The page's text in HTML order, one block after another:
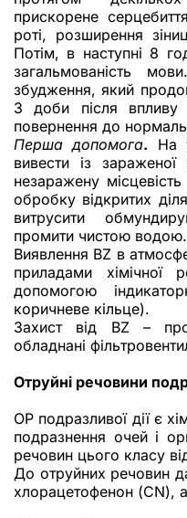
прискорене
роті, розширення
Потім, в наступні 8
загальмованість
збудження, який
3 доби після впливу
повернення до
Перша допомога. На
вивести із
незаражену
обробку відкритих
витрусити
промити чистою водою.
Виявлення BZ в
приладами
допомогою
коричневе кільце).
Захист від BZ –
обладнані
Отруйні речовини
ОР подразливої дії є
подразнення очей і
речовин цього класу
До отруйних речовин
хлорацетофенон (CN),